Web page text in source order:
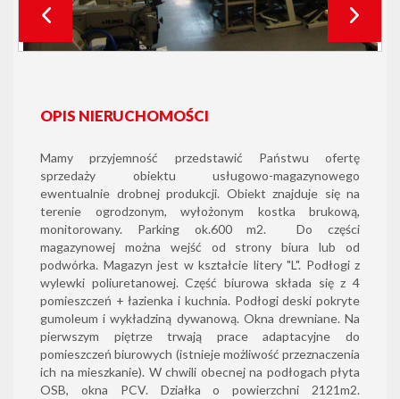
OPIS NIERUCHOMOŚCI
Mamy przyjemność przedstawić Państwu ofertę
sprzedaży obiektu usługowo-magazynowego
ewentualnie drobnej produkcji. Obiekt znajduje się na
terenie ogrodzonym, wyłożonym kostka brukową,
monitorowany. Parking ok.600 m2. Do części
magazynowej można wejść od strony biura lub od
podwórka. Magazyn jest w kształcie litery "L". Podłogi z
wylewki poliuretanowej. Część biurowa składa się z 4
pomieszczeń + łazienka i kuchnia. Podłogi deski pokryte
gumoleum i wykładziną dywanową. Okna drewniane. Na
pierwszym piętrze trwają prace adaptacyjne do
pomieszczeń biurowych (istnieje możliwość przeznaczenia
ich na mieszkanie). W chwili obecnej na podłogach płyta
OSB, okna PCV. Działka o powierzchni 2121m2.